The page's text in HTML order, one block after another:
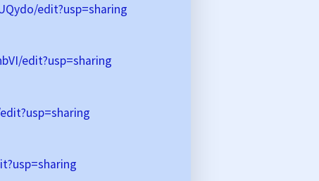
edit?usp=sharing
edit?usp=sharing